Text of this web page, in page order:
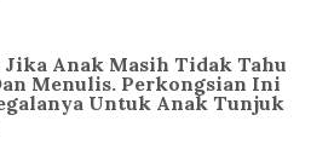
Jika Anak Masih Tidak Tahu
Menulis. Perkongsian Ini
Untuk Anak Tunjuk